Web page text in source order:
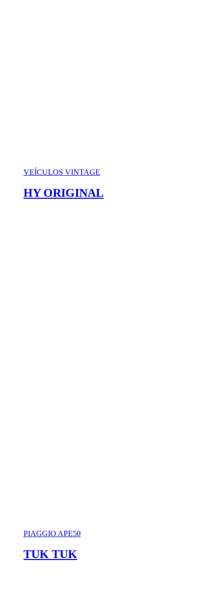
VEÍCULOS VINTAGE
HY ORIGINAL
PIAGGIO APE50
TUK TUK